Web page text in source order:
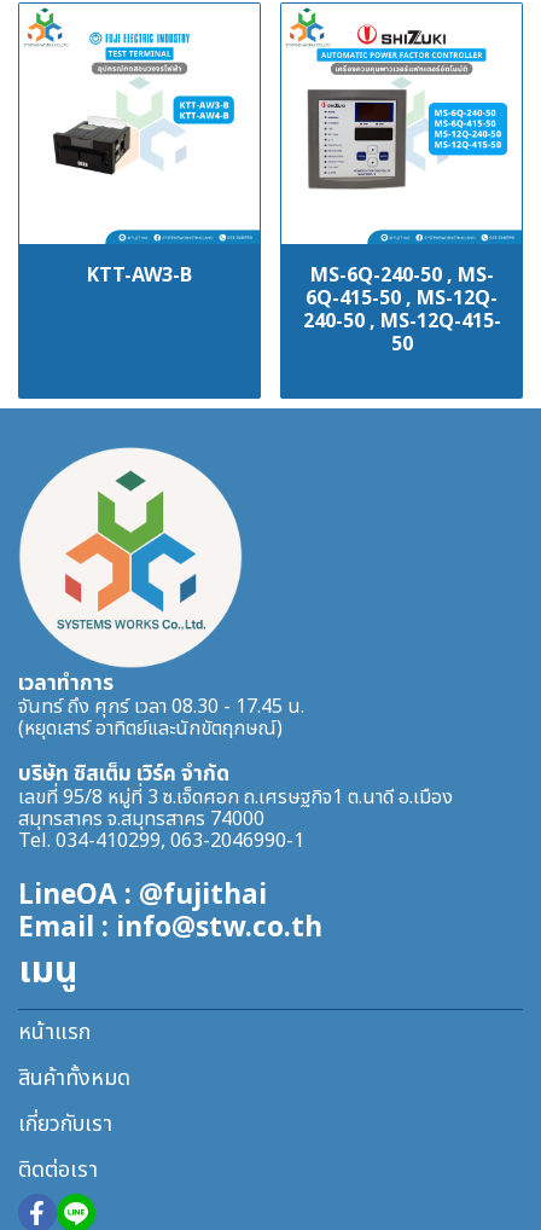
KTT-AW3-B MS-6Q-240-50 , MS-
6Q-415-50 , MS-12Q-
240-50 , MS-12Q-415-
50
เวลาทำการ
จันทร์ ถึง ศุกร์ เวลา 08.30 - 17.45 น.
(หยุดเสาร์ อาทิตย์และนักขัตฤกษณ์)
บริษัท ซิสเต็ม เวิร์ค จำกัด
เลขที่ 95/8 หมู่ที่ 3 ซ.เจ็ดศอก ถ.เศรษฐกิจ1 ต.นาดี อ.เมือง
สมุทรสาคร จ.สมุทรสาคร 74000
Tel. 034-410299, 063-2046990-1
LineOA : @fujithai
Email : info@stw.co.th
เมนู
หน้าแรก
สินค้าทั้งหมด
เกี่ยวกับเรา
ติดต่อเรา